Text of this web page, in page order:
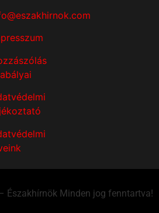
Északhírnök Minden jog fenntartva!